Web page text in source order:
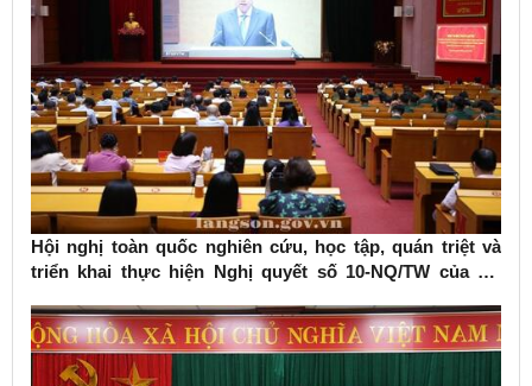
Hội nghị toàn quốc nghiên cứu, học tập, quán triệt và
triển khai thực hiện Nghị quyết số 10-NQ/TW của Bộ